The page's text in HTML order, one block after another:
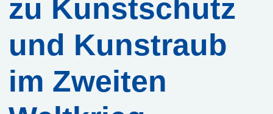
Referenzen
zu Kunstschutz
und Kunstraub
im Zweiten